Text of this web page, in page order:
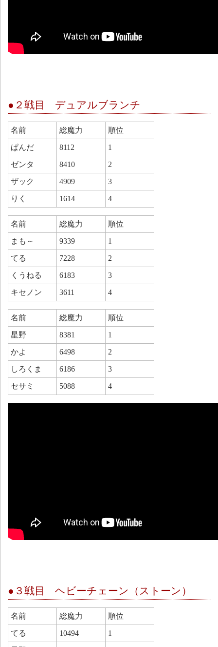
●２戦目 デュアルブランチ
名前 総魔力 順位
ぱんだ 8112 1
ゼンタ 8410 2
ザック 4909 3
りく 1614 4
名前 総魔力 順位
まも～ 9339 1
てる 7228 2
くうねる 6183 3
キセノン 3611 4
名前 総魔力 順位
星野 8381 1
かよ 6498 2
しろくま 6186 3
セサミ 5088 4
●３戦目 ヘビーチェーン（ストーン）
名前 総魔力 順位
てる 10494 1